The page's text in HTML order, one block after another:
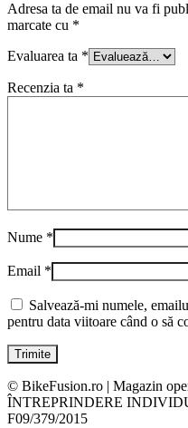
Adresa ta de email nu va fi
marcate cu *
Evaluarea ta *
Recenzia ta *
Nume *
Email *
Salvează-mi numele,
pentru data viitoare când o să
© BikeFusion.ro | Magazin
ÎNTREPRINDERE
F09/379/2015